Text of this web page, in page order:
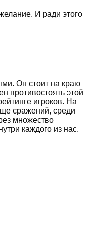
И ради этого
Он стоит на краю
противостоять этой
игроков. На
сражений, среди
множество
каждого из нас.